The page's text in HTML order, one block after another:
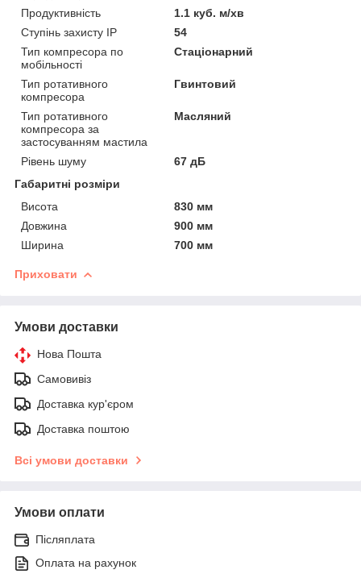
Продуктивність
1.1 куб. м/хв
Ступінь захисту IP
54
Тип компресора по
мобільності
Стаціонарний
Тип ротативного
компресора
Гвинтовий
Тип ротативного
компресора за
застосуванням мастила
Масляний
Рівень шуму
67 дБ
Габаритні розміри
Висота
830 мм
Довжина
900 мм
Ширина
700 мм
Приховати
Умови доставки
Нова Пошта
Самовивіз
Доставка кур'єром
Доставка поштою
Всі умови доставки
Умови оплати
Післяплата
Оплата на рахунок